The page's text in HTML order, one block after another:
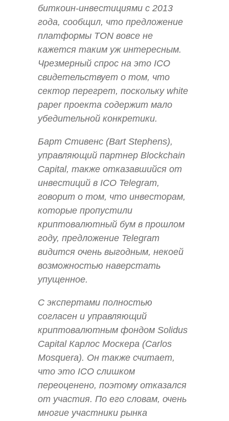
биткоин-инвестициями с 2013
года, сообщил, что предложение
платформы TON вовсе не
кажется таким уж интересным.
Чрезмерный спрос на это ICO
свидетельствует о том, что
сектор перегрет, поскольку white
paper проекта содержит мало
убедительной конкретики.
Барт Стивенс (Bart Stephens),
управляющий партнер Blockchain
Capital, также отказавшийся от
инвестиций в ICO Telegram,
говорит о том, что инвесторам,
которые пропустили
криптовалютный бум в прошлом
году, предложение Telegram
видится очень выгодным, некоей
возможностью наверстать
упущенное.
С экспертами полностью
согласен и управляющий
криптовалютным фондом Solidus
Capital Карлос Москера (Carlos
Mosquera). Он также считает,
что это ICO слишком
переоценено, поэтому отказался
от участия. По его словам, очень
многие участники рынка